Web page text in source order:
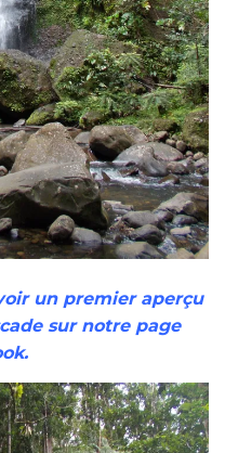
un premier aperçu
sur notre page